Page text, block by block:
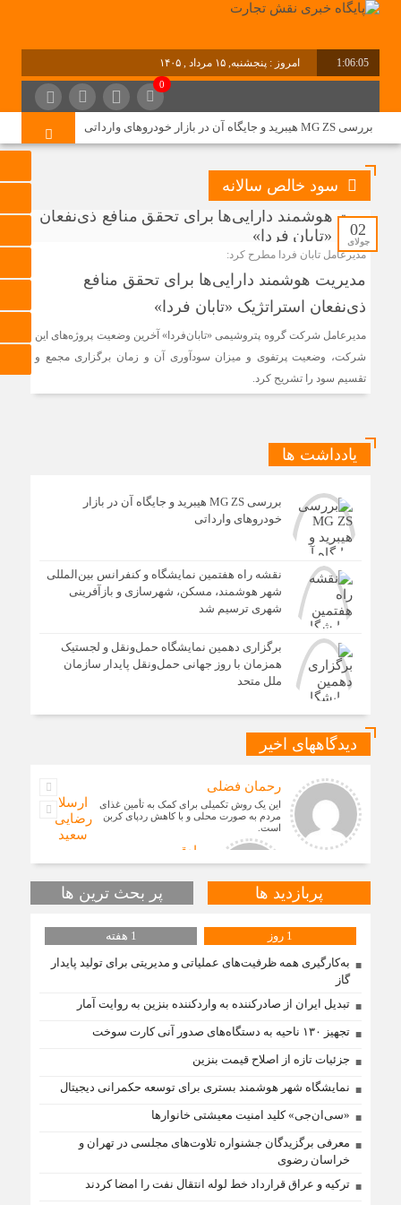
1:06:05 امروز : پنجشنبه, ۱۵ مرداد , ۱۴۰۵
0
بررسی MG ZS هیبرید و جایگاه آن در بازار خودروهای وارداتی
نقشه راه هفتمین نمایشگاه و کنفرانس بین‌المللی شهر
هوشمند، مسکن، شهرسازی و بازآفرینی شهری ترسیم شد
برگزاری دهمین نمایشگاه حمل‌ونقل و لجستیک همزمان با روز
ترکیه و عراق قرارداد خط لوله انتقال نفت را امضا کردند
«سی‌ان‌جی» کلید امنیت معیشتی خانوارها
جزئیات تازه از اصلاح قیمت بنزین
تولید نفت اعضای اوپک پلاس روی کاغذ افزایش یافت
سود خالص سالانه
02
جولای
مدیرعامل تابان فردا مطرح کرد:
مدیریت هوشمند دارایی‌ها برای تحقق منافع
ذی‌نفعان استراتژیک «تابان فردا»
مدیرعامل شرکت گروه پتروشیمی «تابان‌فردا» آخرین وضعیت پروژه‌های این
شرکت، وضعیت پرتفوی و میزان سودآوری آن و زمان برگزاری مجمع و
تقسیم سود را تشریح کرد.
یادداشت ها
بررسی MG ZS هیبرید و جایگاه آن در بازار
خودروهای وارداتی
نقشه راه هفتمین نمایشگاه و کنفرانس بین‌المللی
شهر هوشمند، مسکن، شهرسازی و بازآفرینی
شهری ترسیم شد
برگزاری دهمین نمایشگاه حمل‌ونقل و لجستیک
همزمان با روز جهانی حمل‌ونقل پایدار سازمان
ملل متحد
دیدگاههای اخیر
رحمان فضلی
این یک روش تکمیلی برای کمک به تأمین غذای
مردم به صورت محلی و با کاهش ردپای کربن
است.
ارسلان
رضایی
محصولات زراعی جهان به مناطق شهری و
مناطق دیگر می‌توان زمین را از وضع
سعید
صادقی
کاملا واقعی هستند
محمد حسنی
جشنواره امسال ۷۵ درصد مؤلفان از
مقطع تحصیلی دانشجویان مؤلف به ترت
پربازدید ها پر بحث ترین ها
1 روز
1 هفته
به‌کارگیری همه ظرفیت‌های عملیاتی و مدیریتی برای تولید پایدار
گاز
تبدیل ایران از صادرکننده به واردکننده بنزین به روایت آمار
تجهیز ۱۳۰ ناحیه به دستگاه‌های صدور آنی کارت سوخت
جزئیات تازه از اصلاح قیمت بنزین
نمایشگاه شهر هوشمند بستری برای توسعه حکمرانی دیجیتال
«سی‌ان‌جی» کلید امنیت معیشتی خانوارها
معرفی برگزیدگان جشنواره تلاوت‌های مجلسی در تهران و
خراسان رضوی
ترکیه و عراق قرارداد خط لوله انتقال نفت را امضا کردند